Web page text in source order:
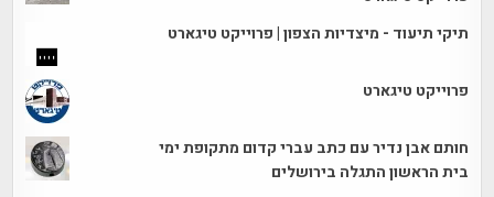
תיקי תיעוד - מיצדיות הצפון | פרוייקט טיגארט
פרוייקט טיגארט
חותם אבן נדיר עם כתב עברי קדום מתקופת ימי
בית הראשון התגלה בירושלים